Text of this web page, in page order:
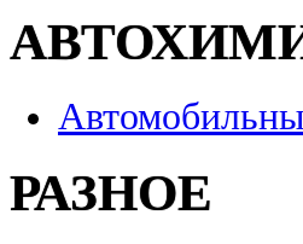
РАЗНОЕ